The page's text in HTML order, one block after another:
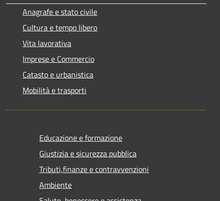
Anagrafe e stato civile
Cultura e tempo libero
Vita lavorativa
Imprese e Commercio
Catasto e urbanistica
Mobilità e trasporti
Educazione e formazione
Giustizia e sicurezza pubblica
Tributi,finanze e contravvenzioni
Ambiente